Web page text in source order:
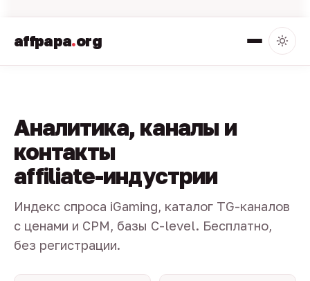
affpapa.org
Аналитика, каналы и
контакты
affiliate-индустрии
Индекс спроса iGaming, каталог TG-каналов
с ценами и CPM, базы C-level. Бесплатно,
без регистрации.